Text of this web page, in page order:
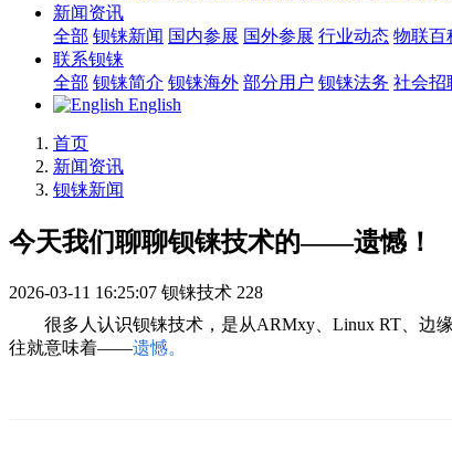
新闻资讯
全部 钡铼新闻 国内参展 国外参展 行业动态 物联百
联系钡铼
全部 钡铼简介 钡铼海外 部分用户 钡铼法务 社会招
English
首页
新闻资讯
钡铼新闻
今天我们聊聊钡铼技术的——遗憾！
2026-03-11 16:25:07 钡铼技术 228
很多人认识钡铼技术，是从ARMxy、Linux RT、边
往就意味着——遗憾。